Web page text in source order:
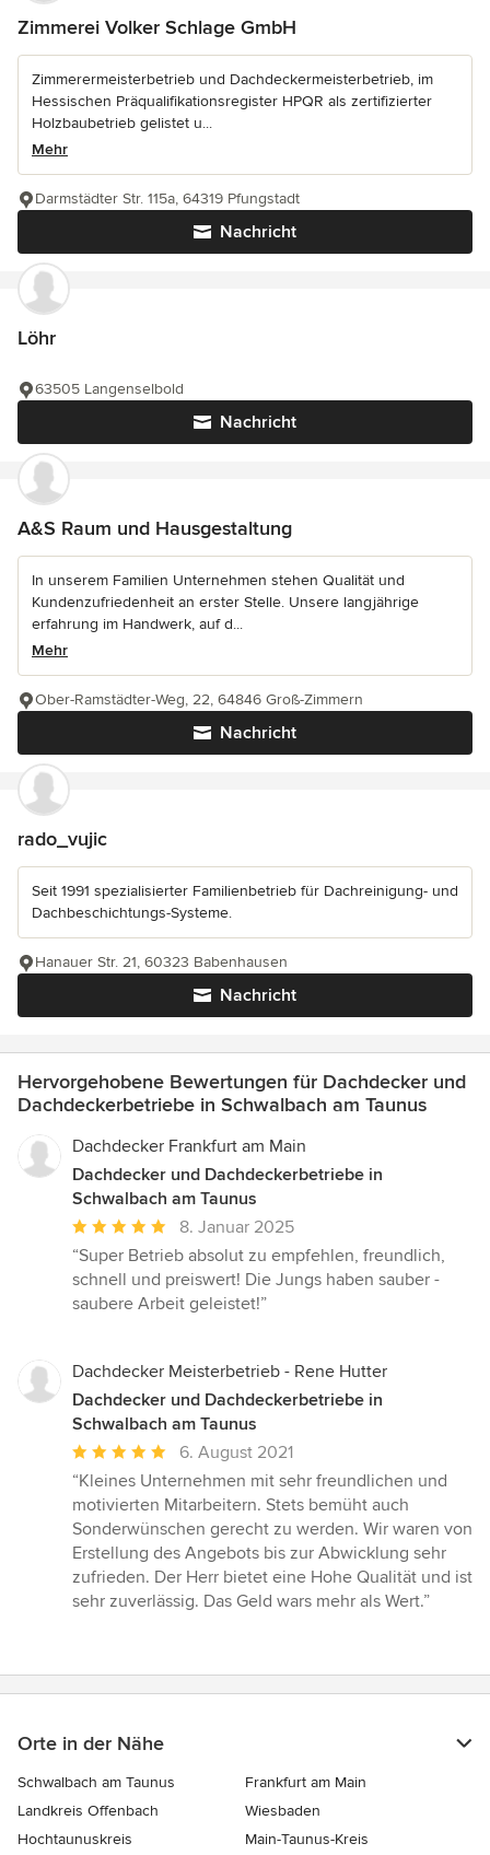
Zimmerei Volker Schlage GmbH
Zimmerermeisterbetrieb und Dachdeckermeisterbetrieb, im
Hessischen Präqualifikationsregister HPQR als zertifizierter
Holzbaubetrieb gelistet u...
Mehr
Nachricht
Darmstädter Str. 115a, 64319 Pfungstadt
Löhr
Nachricht
63505 Langenselbold
A&S Raum und Hausgestaltung
In unserem Familien Unternehmen stehen Qualität und
Kundenzufriedenheit an erster Stelle. Unsere langjährige
erfahrung im Handwerk, auf d...
Mehr
Nachricht
Ober-Ramstädter-Weg, 22, 64846 Groß-Zimmern
rado_vujic
Seit 1991 spezialisierter Familienbetrieb für Dachreinigung- und
Dachbeschichtungs-Systeme.
Nachricht
Hanauer Str. 21, 60323 Babenhausen
Hervorgehobene Bewertungen für Dachdecker und
Dachdeckerbetriebe in Schwalbach am Taunus
Dachdecker Frankfurt am Main
Dachdecker und Dachdeckerbetriebe in
Schwalbach am Taunus
Durchschnittliche
Bewertung:
5
von
8. Januar 2025
“Super Betrieb absolut zu empfehlen, freundlich,
schnell und preiswert! Die Jungs haben sauber -
saubere Arbeit geleistet!”
Dachdecker Meisterbetrieb - Rene Hutter
Dachdecker und Dachdeckerbetriebe in
Schwalbach am Taunus
Durchschnittliche
Bewertung:
5
von
5
Sternen
6. August 2021
“Kleines Unternehmen mit sehr freundlichen und
motivierten Mitarbeitern. Stets bemüht auch
Sonderwünschen gerecht zu werden. Wir waren von
Erstellung des Angebots bis zur Abwicklung sehr
zufrieden. Der Herr bietet eine Hohe Qualität und ist
sehr zuverlässig. Das Geld wars mehr als Wert.”
Orte in der Nähe
Schwalbach am Taunus
Frankfurt am Main
Landkreis Offenbach
Wiesbaden
Hochtaunuskreis
Main-Taunus-Kreis